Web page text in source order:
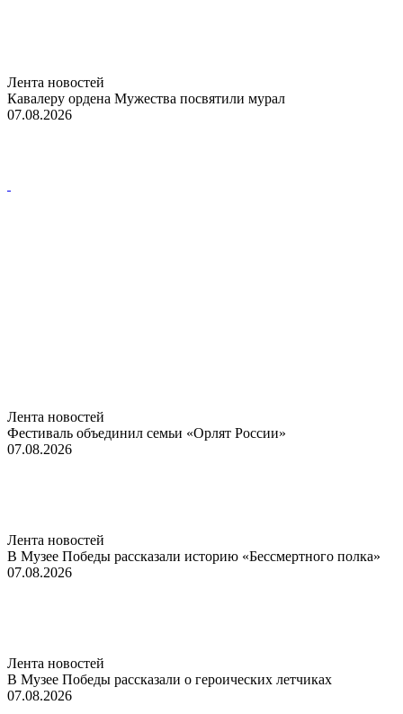
Лента новостей
Кавалеру ордена Мужества посвятили мурал
07.08.2026
Лента новостей
Фестиваль объединил семьи «Орлят России»
07.08.2026
Лента новостей
В Музее Победы рассказали историю «Бессмертного полка»
07.08.2026
Лента новостей
В Музее Победы рассказали о героических летчиках
07.08.2026